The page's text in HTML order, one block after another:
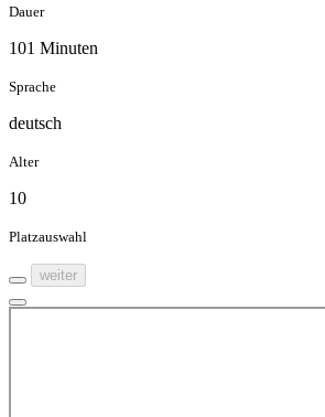
Dauer
101 Minuten
Sprache
deutsch
Alter
10
Platzauswahl
weiter